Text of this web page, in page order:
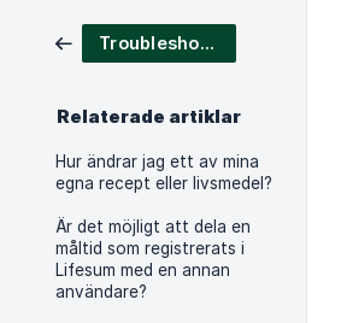
Troubleshooting
Relaterade artiklar
Hur ändrar jag ett av mina
egna recept eller livsmedel?
Är det möjligt att dela en
måltid som registrerats i
Lifesum med en annan
användare?